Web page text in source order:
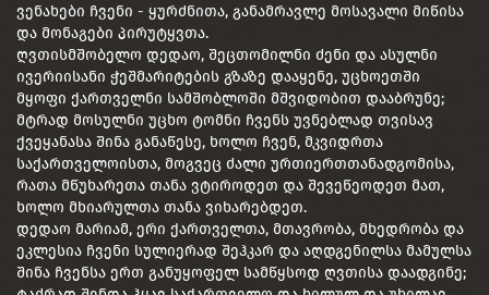
ვენახები ჩვენი - ყურძნითა, განამრავლე მოსავალი მიწისა
და მონაგები პირუტყვთა.
ღვთისმშობელო დედაო, შეცთომილნი ძენი და ასულნი
ივერიისანი ჭეშმარიტების გზაზე დააყენე, უცხოეთში
მყოფი ქართველნი სამშობლოში მშვიდობით დააბრუნე;
მტრად მოსულნი უცხო ტომნი ჩვენს უვნებლად თვისავ
ქვეყანასა შინა განაწესე, ხოლო ჩვენ, მკვიდრთა
საქართველოისთა, მოგვეც ძალი ურთიერთთანადგომისა,
რათა მწუხარეთა თანა ვტიროდეთ და შევეწეოდეთ მათ,
ხოლო მხიარულთა თანა ვიხარებდეთ.
დედაო მარიამ, ერი ქართველთა, მთავრობა, მხედრობა და
ეკლესია ჩვენი სულიერად შეჰკარ და აღდგენილსა მამულსა
შინა ჩვენსა ერთ განუყოფელ სამწყსოდ ღვთისა დაადგინე;